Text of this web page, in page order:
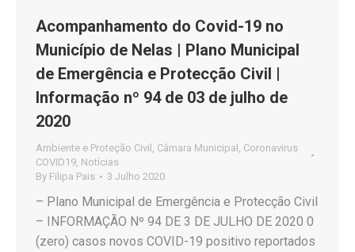
Acompanhamento do Covid-19 no
Município de Nelas | Plano Municipal
de Emergência e Protecção Civil |
Informação nº 94 de 03 de julho de
2020
Ambiente e Proteção Civil Câmara Municipal Coronavirus
COVID19 Notícias
By Filipa Pais 3 Julho 2020
– Plano Municipal de Emergência e Protecção Civil
– INFORMAÇÃO Nº 94 DE 3 DE JULHO DE 2020 0
(zero) casos novos COVID-19 positivo reportados